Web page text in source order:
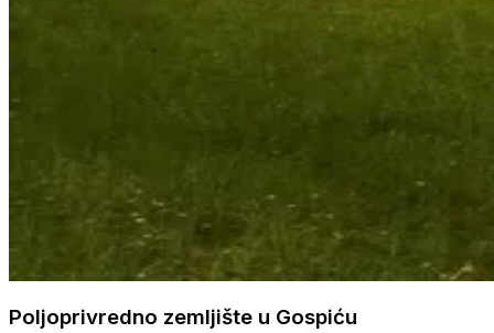
Poljoprivredno zemljište u Gospiću